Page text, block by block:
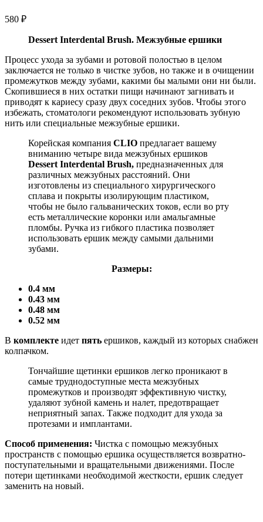
580 ₽
Dessert Interdental Brush. Межзубные ершики
Процесс ухода за зубами и ротовой полостью в целом
заключается не только в чистке зубов, но также и в очищении
промежутков между зубами, какими бы малыми они ни были.
Скопившиеся в них остатки пищи начинают загнивать и
приводят к кариесу сразу двух соседних зубов. Чтобы этого
избежать, стоматологи рекомендуют использовать зубную
нить или специальные межзубные ершики.
Корейская компания CLIO предлагает вашему
вниманию четыре вида межзубных ершиков
Dessert Interdental Brush, предназначенных для
различных межзубных расстояний. Они
изготовлены из специального хирургического
сплава и покрыты изолирующим пластиком,
чтобы не было гальванических токов, если во рту
есть металлические коронки или амальгамные
пломбы. Ручка из гибкого пластика позволяет
использовать ершик между самыми дальними
зубами.
Размеры:
0.4 мм
0.43 мм
0.48 мм
0.52 мм
В комплекте идет пять ершиков, каждый из которых снабжен
колпачком.
Тончайшие щетинки ершиков легко проникают в
самые труднодоступные места межзубных
промежутков и производят эффективную чистку,
удаляют зубной камень и налет, предотвращает
неприятный запах. Также подходит для ухода за
протезами и имплантами.
Способ применения: Чистка с помощью межзубных
пространств с помощью ершика осуществляется возвратно-
поступательными и вращательными движениями. После
потери щетинками необходимой жесткости, ершик следует
заменить на новый.